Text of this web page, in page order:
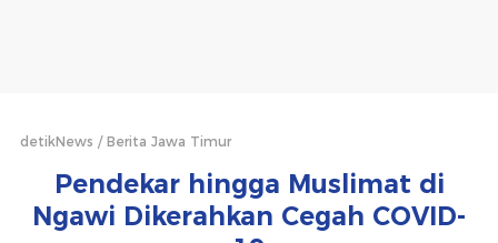
detikNews Berita Jawa Timur
Pendekar hingga Muslimat di
Ngawi Dikerahkan Cegah COVID-